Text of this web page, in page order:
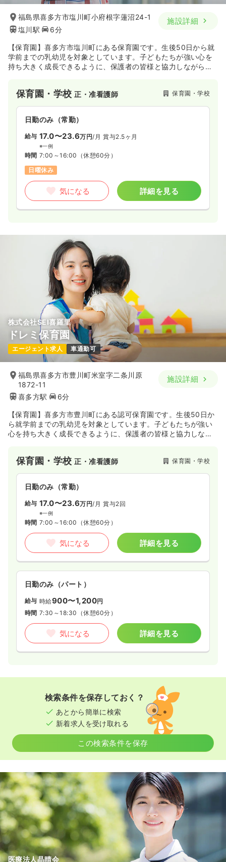
日勤のみ（常勤） 一時募集休止
給与 20.5〜31.3万円 /月 賞与3.3ヶ月
※一例
日祝休み
オンコールあり 月給31万円以上可
福島県喜多方市塩川町小府根字蓮沼24-1
塩川駅
6分
施設詳細
【保育園】喜多方市塩川町にある保育園です。生後50日から就
学前までの乳幼児を対象としています。子どもたちが強い心を
持ち大きく成長できるように、保護者の皆様と協力しながら、
を通しご利用者様と園児の交流会を行うなど、高齢者と子ども
たちが互いに共存し合い、生きる楽しみをより感じられるよう
なサービスを提供しています。
保育園・学校正・准看護師 保育園・学校
日勤のみ（常勤）
給与 17.0〜23.6万円/月 賞与2.5ヶ月
※一例
時間 7:00～16:00 （休憩60分）
日曜休み
気になる 詳細を見る
株式会社SEI喜羅里
ドレミ保育園
エージェント求人 車通勤可
福島県喜多方市豊川町米室字二条川原
1872-11
喜多方駅
6分
施設詳細
【保育園】喜多方市豊川町にある認可保育園です。生後50日か
ら就学前までの乳幼児を対象としています。子どもたちが強い
心を持ち大きく成長できるように、保護者の皆様と協力しなが
年間を通しご利用者様と園児の交流会を行うなど、高齢者と子
どもたちが互いに共存し合い、生きる楽しみをより感じられる
ようなサービスを提供しています。
保育園・学校正・准看護師 保育園・学校
日勤のみ（常勤）
給与 17.0〜23.6万円/月 賞与2回
※一例
時間 7:00～16:00 （休憩60分）
気になる 詳細を見る
日勤のみ（パート）
給与 時給900〜1,200円
時間 7:30～18:30 （休憩60分）
気になる 詳細を見る
検索条件を保存しておく？
あとから簡単に検索
新着求人を受け取れる
この検索条件を保存
医療法人晶晴会